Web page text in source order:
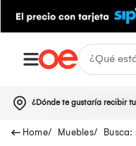
¿Dónde te gustaría recibir
Muebles Busca: